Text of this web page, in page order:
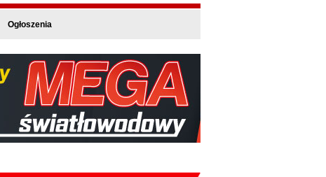
Ogłoszenia